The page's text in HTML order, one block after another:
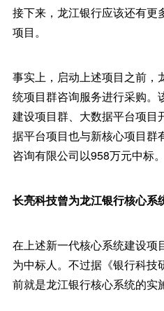
接下来，龙江银行应该还有更
项目。
事实上，启动上述项目之前，
统项目群咨询服务进行采购。
建设项目群、大数据平台项目
据平台项目也与新核心项目群
咨询有限公司以958万元中标。
长亮科技曾为龙江银行核心系
在上述新一代核心系统建设项
为中标人。不过据《银行科技
前就是龙江银行核心系统的实